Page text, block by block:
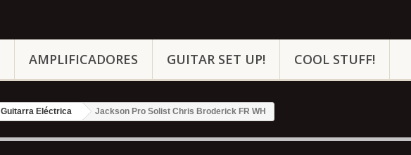
AMPLIFICADORES GUITAR SET UP! COOL STUFF!
Guitarra Eléctrica Jackson Pro Solist Chris Broderick FR WH